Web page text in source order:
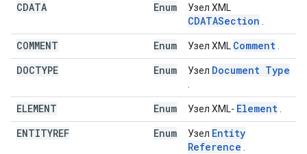
CDATA Enum Узел XML
CDATASection
COMMENT Enum Узел XML Comment
DOCTYPE Enum Узел Document Type
ELEMENT Enum Узел XML- Element
ENTITYREF Enum Узел Entity
Reference